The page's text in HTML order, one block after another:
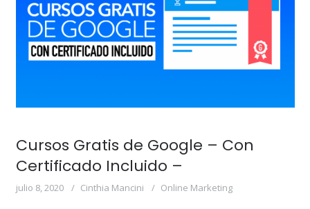
Cursos Gratis de Google – Con
Certificado Incluido –
julio 8, 2020 Cinthia Mancini Online Marketing